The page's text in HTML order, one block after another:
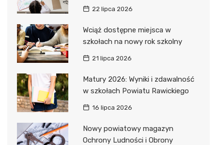
22 lipca 2026
Wciąż dostępne miejsca w
szkołach na nowy rok szkolny
21 lipca 2026
Matury 2026: Wyniki i zdawalność
w szkołach Powiatu Rawickiego
16 lipca 2026
Nowy powiatowy magazyn
Ochrony Ludności i Obrony